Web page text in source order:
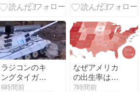
に海外が大騒
ー」 中国人
日本は両想
い」「中国人
と分かると空
気が凍りつ
く」
ラジコンのキ
ングタイガー
でスズメバチ
6時間前
なぜアメリカ
の出生率はこ
んなにも下が
7時間前